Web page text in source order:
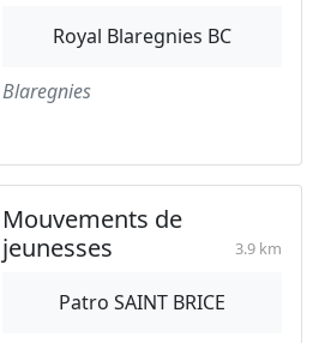
Royal Blaregnies BC
Blaregnies
Mouvements de
jeunesses
3.9 km
Patro SAINT BRICE